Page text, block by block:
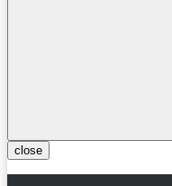
close